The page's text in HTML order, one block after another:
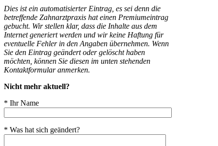
Dies ist ein automatisierter Eintrag, es sei denn die
betreffende Zahnarztpraxis hat einen Premiumeintrag
gebucht. Wir stellen klar, dass die Inhalte aus dem
Internet generiert werden und wir keine Haftung für
eventuelle Fehler in den Angaben übernehmen. Wenn
Sie den Eintrag geändert oder gelöscht haben
möchten, können Sie diesen im unten stehenden
Kontaktformular anmerken.
Nicht mehr aktuell?
* Ihr Name
* Was hat sich geändert?